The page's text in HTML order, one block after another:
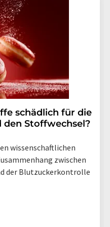
für die Zukunft
ein Link zur
Newsletters
schädlich für die
Stoffwechsel?
wissenschaftlichen
zwischen
der Blutzuckerkontrolle